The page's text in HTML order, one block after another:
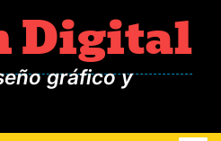
Digital
gráfico y